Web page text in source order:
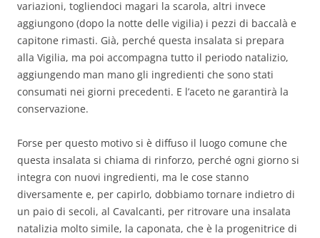
variazioni, togliendoci magari la scarola, altri invece
aggiungono (dopo la notte delle vigilia) i pezzi di baccalà e
capitone rimasti. Già, perché questa insalata si prepara
alla Vigilia, ma poi accompagna tutto il periodo natalizio,
aggiungendo man mano gli ingredienti che sono stati
consumati nei giorni precedenti. E l’aceto ne garantirà la
conservazione.
Forse per questo motivo si è diffuso il luogo comune che
questa insalata si chiama di rinforzo, perché ogni giorno si
integra con nuovi ingredienti, ma le cose stanno
diversamente e, per capirlo, dobbiamo tornare indietro di
un paio di secoli, al Cavalcanti, per ritrovare una insalata
natalizia molto simile, la caponata, che è la progenitrice di